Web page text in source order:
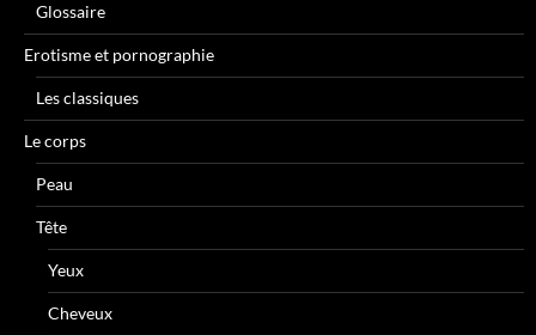
Glossaire
Erotisme et pornographie
Les classiques
Le corps
Peau
Tête
Yeux
Cheveux